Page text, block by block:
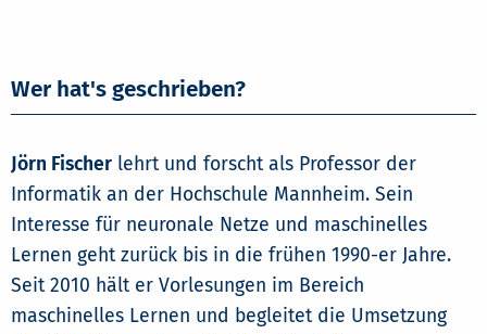
Wer hat's geschrieben?
Jörn Fischer lehrt und forscht als Professor der
Informatik an der Hochschule Mannheim. Sein
Interesse für neuronale Netze und maschinelles
Lernen geht zurück bis in die frühen 1990-er Jahre.
Seit 2010 hält er Vorlesungen im Bereich
maschinelles Lernen und begleitet die Umsetzung